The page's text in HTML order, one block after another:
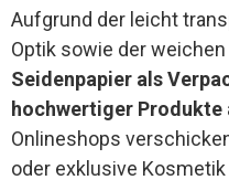
Aufgrund der leicht
Optik sowie der
Seidenpapier als
hochwertiger Produkte
Onlineshops
oder exklusive